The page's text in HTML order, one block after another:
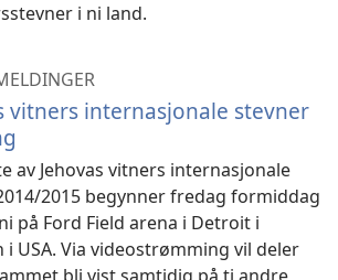
i ni land.
vitners internasjonale stevner
av Jehovas vitners internasjonale
2015 begynner fredag formiddag
på Ford Field arena i Detroit i
i USA. Via videostrømming vil deler